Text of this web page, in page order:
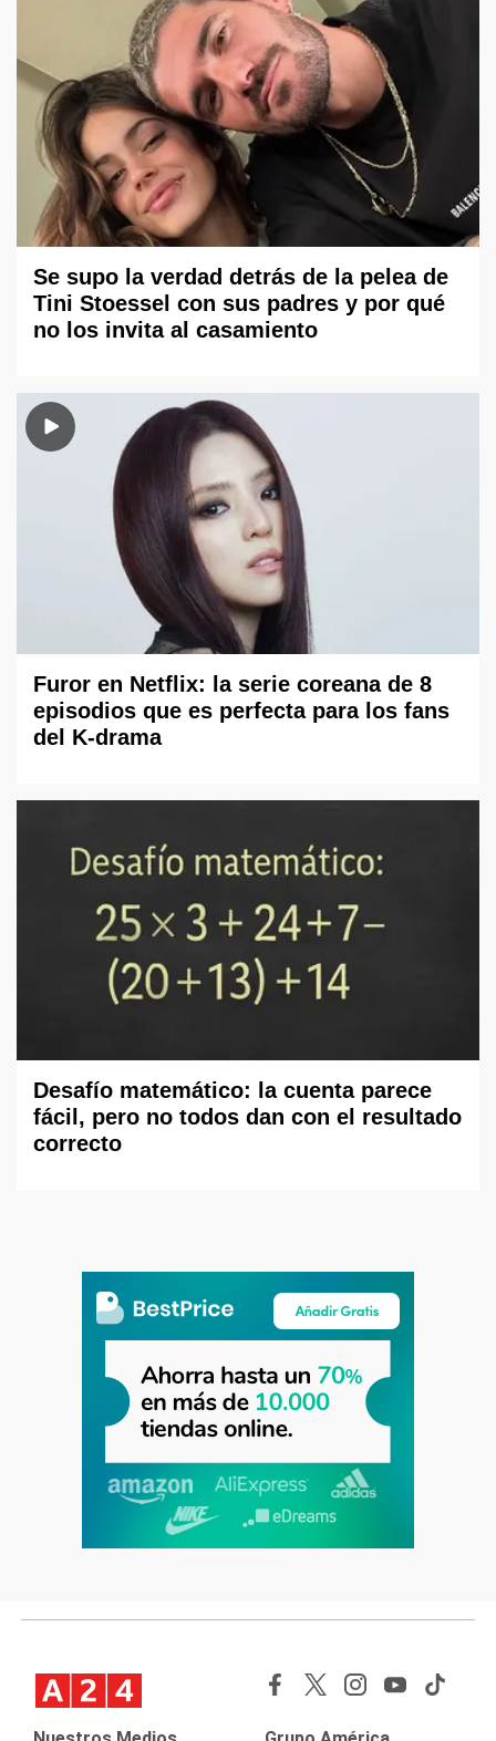
Se supo la verdad detrás de la pelea de
Tini Stoessel con sus padres y por qué
no los invita al casamiento
Furor en Netflix: la serie coreana de 8
episodios que es perfecta para los fans
del K-drama
Desafío matemático: la cuenta parece
fácil, pero no todos dan con el resultado
correcto